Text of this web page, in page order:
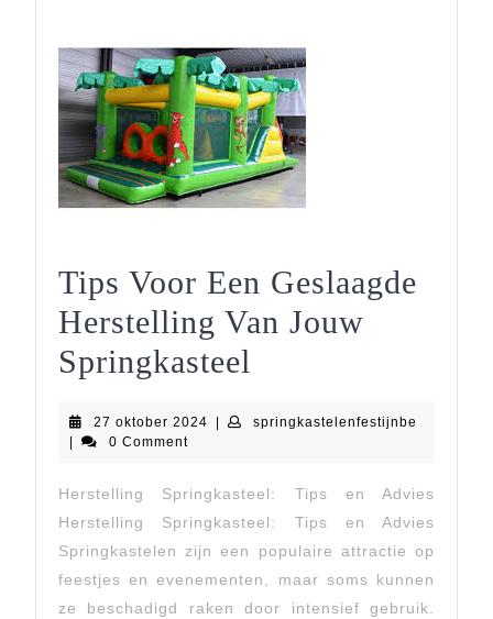
Tips Voor Een Geslaagde
Herstelling Van Jouw
Springkasteel
Een
Geslaagde
Herstelling
Van
Jouw
27 oktober 2024 27
springkastelenfestijnbe
0 Comment
Herstelling Springkasteel: Tips en Advies
Herstelling Springkasteel: Tips en Advies
Springkastelen zijn een populaire attractie op
feestjes en evenementen, maar soms kunnen
ze beschadigd raken door intensief gebruik.